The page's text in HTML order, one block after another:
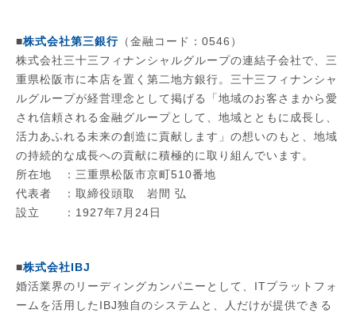
■株式会社第三銀行 （金融コード：0546）
株式会社三十三フィナンシャルグループの連結子会社で、三
重県松阪市に本店を置く第二地方銀行。三十三フィナンシャ
ルグループが経営理念として掲げる「地域のお客さまから愛
され信頼される金融グループとして、地域とともに成長し、
活力あふれる未来の創造に貢献します」の想いのもと、地域
の持続的な成長への貢献に積極的に取り組んでいます。
所在地 ：三重県松阪市京町510番地
代表者 ：取締役頭取 岩間 弘
設立 ：1927年7月24日
■株式会社IBJ
​婚活業界のリーディングカンパニーとして、ITプラットフォ
ームを活用したIBJ独自のシステムと、人だけが提供できる